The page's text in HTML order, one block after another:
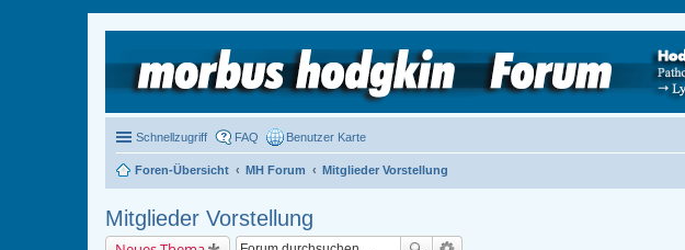
Schnellzugriff FAQ Benutzer Karte
Foren-Übersicht MH Forum Mitglieder Vorstellung
Mitglieder Vorstellung